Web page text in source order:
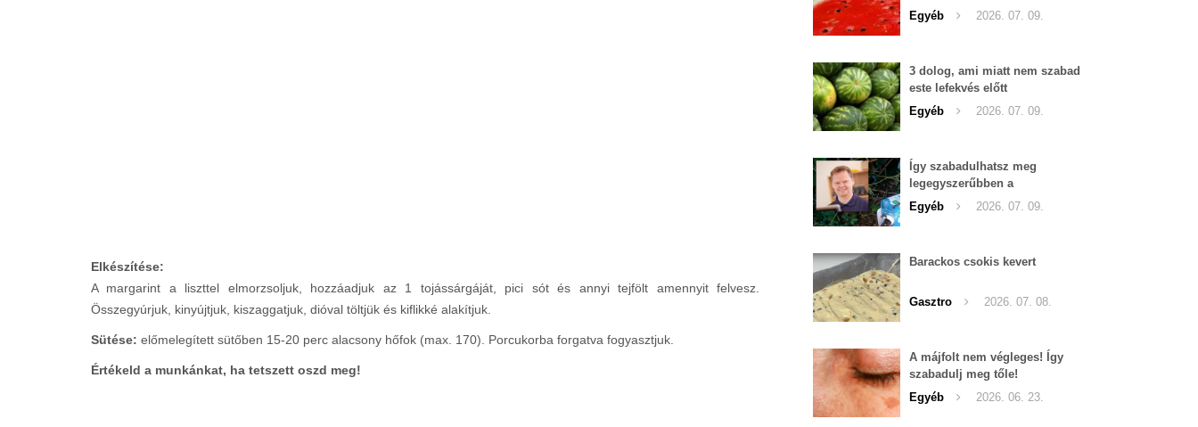
Elkészítése:
A margarint a liszttel elmorzsoljuk, hozzáadjuk az 1 tojássárgáját, pici sót és annyi tejfölt amennyit felvesz.
Összegyúrjuk, kinyújtjuk, kiszaggatjuk, dióval töltjük és kiflikké alakítjuk.
Sütése: előmelegített sütőben 15-20 perc alacsony hőfok (max. 170). Porcukorba forgatva fogyasztjuk.
Értékeld a munkánkat, ha tetszett oszd meg!
görögdinnyéje
Egyéb 2026. 07. 09.
3 dolog, ami miatt nem szabad
este lefekvés előtt
görögdinnyét enni
Egyéb 2026. 07. 09.
Így szabadulhatsz meg
legegyszerűbben a
pucércsigáktól
Egyéb 2026. 07. 09.
Barackos csokis kevert
Gasztro 2026. 07. 08.
A májfolt nem végleges! Így
szabadulj meg tőle!
Egyéb
2026. 06. 23.